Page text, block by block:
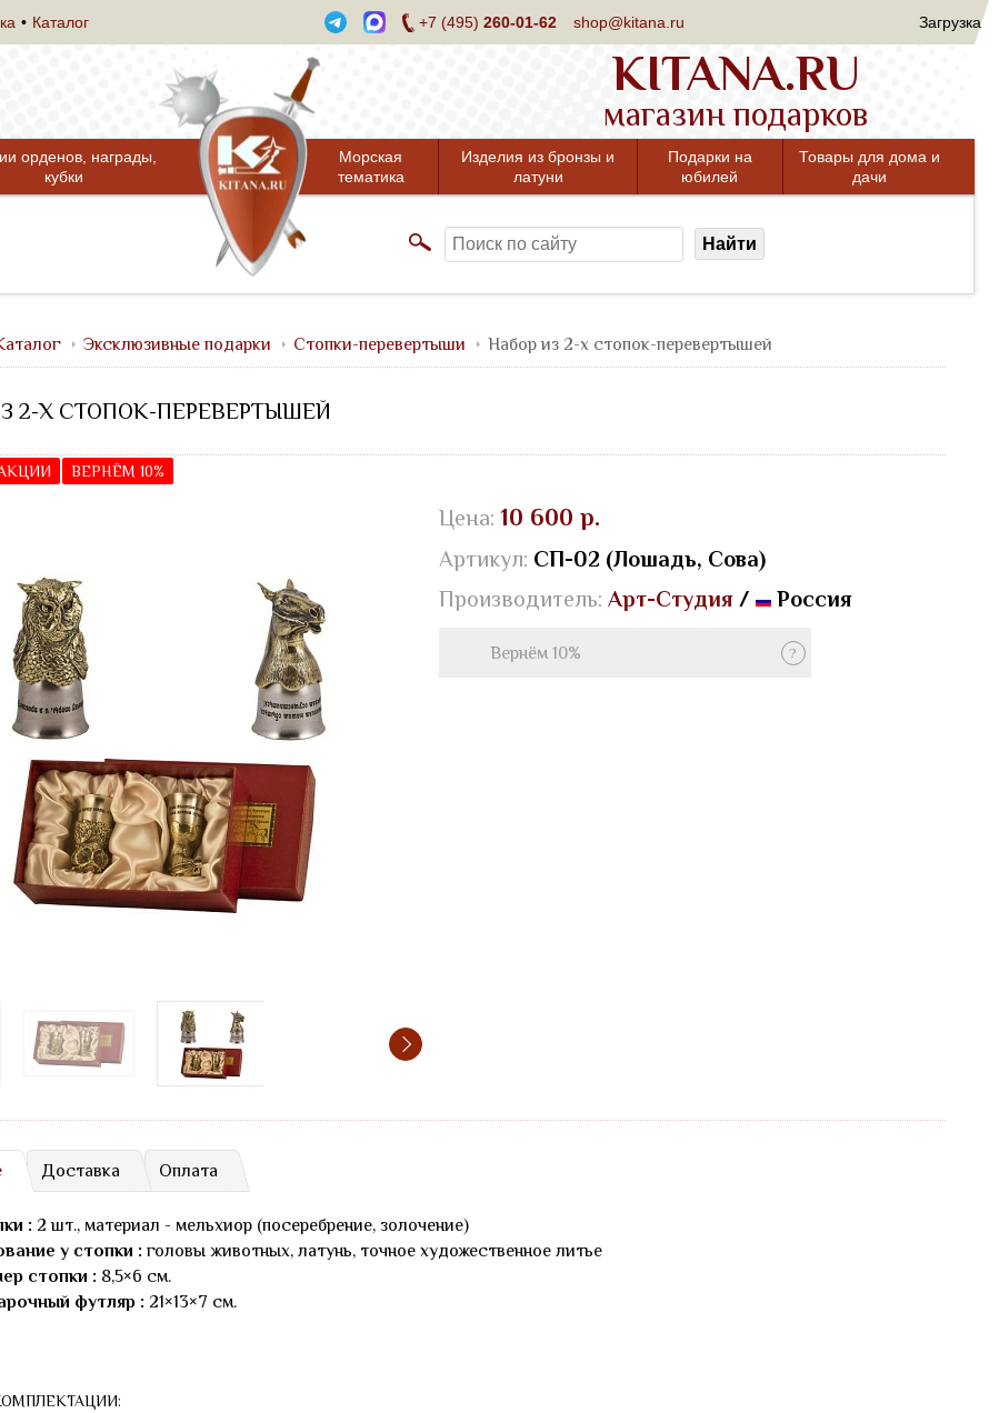
Каталог +7 (495) 260-01-62 shop@kitana.ru Загрузка
KITANA.RU
магазин подарков
орденов, награды,
кубки
Морская
тематика
Изделия из бронзы и
латуни
Подарки на
юбилей
Товары для дома и
дачи
Найти
Эксклюзивные подарки Стопки-перевертыши Набор из 2-х стопок-перевертышей
2-Х СТОПОК-ПЕРЕВЕРТЫШЕЙ
ВЕРНЁМ 10%
Цена: 10 600 р.
Артикул: СП-02 (Лошадь, Сова)
Производитель: Арт-Студия/ Россия
Вернём 10%
Доставка Оплата
: 2 шт., материал - мельхиор (посеребрение, золочение)
у стопки :головы животных, латунь, точное художественное литье
стопки : 8,5×6 см.
футляр : 21×13×7 см.